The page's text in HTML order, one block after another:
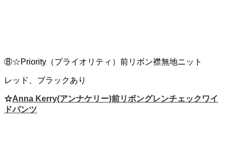
⑧☆Priority（プライオリティ）前リボン襟無地ニット
レッド、ブラックあり
☆Anna Kerry(アンナケリー)前リボングレンチェックワイ
ドパンツ